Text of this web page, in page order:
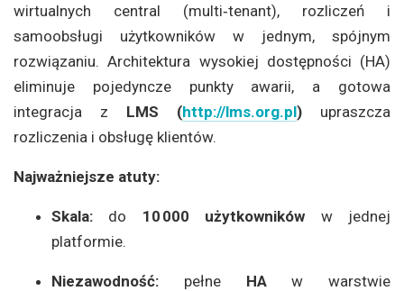
wirtualnych central (multi‑tenant), rozliczeń i
samoobsługi użytkowników w jednym, spójnym
rozwiązaniu. Architektura wysokiej dostępności (HA)
eliminuje pojedyncze punkty awarii, a gotowa
integracja z LMS (http://lms.org.pl) upraszcza
rozliczenia i obsługę klientów.
Najważniejsze atuty:
Skala: do 10 000 użytkowników w jednej
platformie.
Niezawodność: pełne HAw warstwie